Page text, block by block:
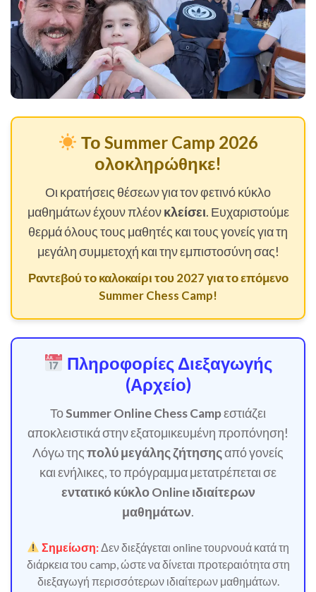
Το Summer Camp 2026
ολοκληρώθηκε!
Οι κρατήσεις θέσεων για τον φετινό κύκλο
μαθημάτων έχουν πλέονκλείσει. Ευχαριστούμε
θερμά όλους τους μαθητές και τους γονείς για τη
μεγάλη συμμετοχή και την εμπιστοσύνη σας!
Ραντεβού το καλοκαίρι του 2027 για το επόμενο
Summer Chess Camp!
Πληροφορίες Διεξαγωγής
(Αρχείο)
ΤοSummer Online Chess Campεστιάζει
αποκλειστικά στην εξατομικευμένη προπόνηση!
Λόγω τηςπολύ μεγάλης ζήτησηςαπό γονείς
και ενήλικες, το πρόγραμμα μετατρέπεται σε
εντατικό κύκλο Online ιδιαίτερων
μαθημάτων.
Σημείωση:Δεν διεξάγεται online τουρνουά κατά τη
διάρκεια του camp, ώστε να δίνεται προτεραιότητα στη
διεξαγωγή περισσότερων ιδιαίτερων μαθημάτων.